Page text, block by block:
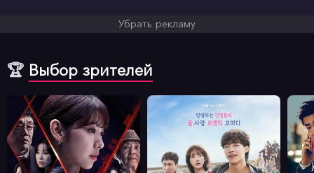
Убрать рекламу
🏆 Выбор зрителей